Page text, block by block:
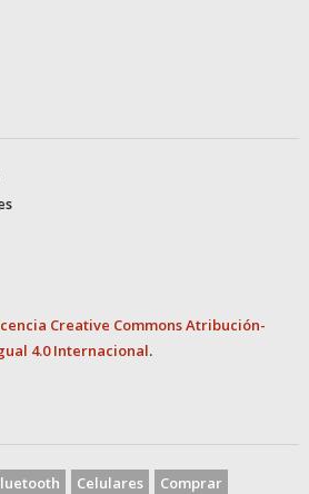
Creative Commons Atribución-
4.0 Internacional.
Celulares
Comprar